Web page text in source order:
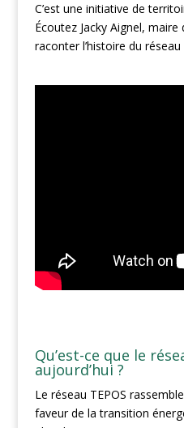
C’est une initiative de
Écoutez Jacky Aignel,
raconter l’histoire du
Qu’est-ce que le
aujourd’hui ?
Le réseau TEPOS
faveur de la transition